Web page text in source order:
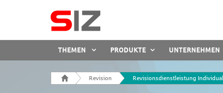
SIZ
THEMENFELDER
THEMEN PRODUKTE UNTERNEHMEN
StartseiteRevision Revisionsdienstleistung Individual